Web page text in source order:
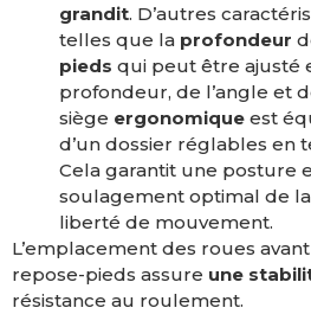
grandit. D’autres
telles que la profondeur
pieds qui peut être ajusté
profondeur, de l’angle et
siège ergonomique est
d’un dossier réglables en
Cela garantit une posture
soulagement optimal de
liberté de mouvement.
L’emplacement des roues
repose-pieds assure une
résistance au roulement.